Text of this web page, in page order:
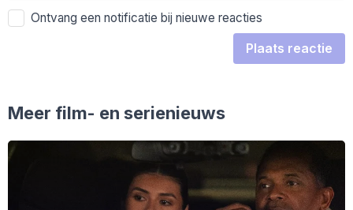
Ontvang een notificatie bij nieuwe reacties
Plaats reactie
Meer film- en serienieuws